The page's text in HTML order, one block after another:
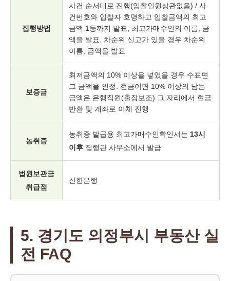
집행방법
사건 순서대로 진행(입찰인원상관없음) / 사
건번호와 입찰자 호명하고 입찰금액의 최고
금액 1등까지 발표, 최고가매수인의 이름, 금
액을 발표, 차순위 신고가 있을 경우 차순위
이름, 금액을 발표
보증금
최저금액의 10% 이상을 넣었을 경우 수표면
그 금액을 인정. 현금이면 10% 이상의 남는
금액은 은행직원(출장보조) 그 자리에서 현금
반환 및 계좌로 이체 진행
농취증
농취증 발급용 최고가매수인확인서는 13시
이후 집행관 사무소에서 발급
법원보관금
취급점
신한은행
5. 경기도 의정부시 부동산 실
전 FAQ